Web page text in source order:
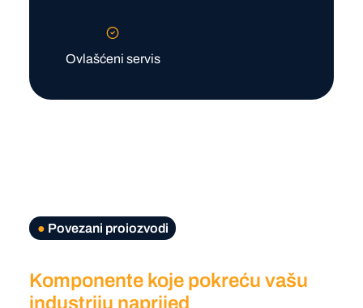
Ovlašćeni servis
● Povezani proiozvodi
Komponente koje pokreću vašu
industriju naprijed